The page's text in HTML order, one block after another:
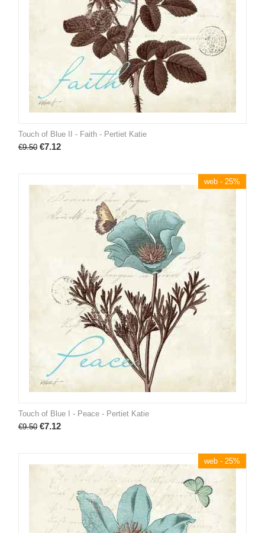
Touch of Blue II - Faith - Pertiet Katie
€9.50 €7.12
web - 25%
Touch of Blue I - Peace - Pertiet Katie
€9.50 €7.12
web - 25%